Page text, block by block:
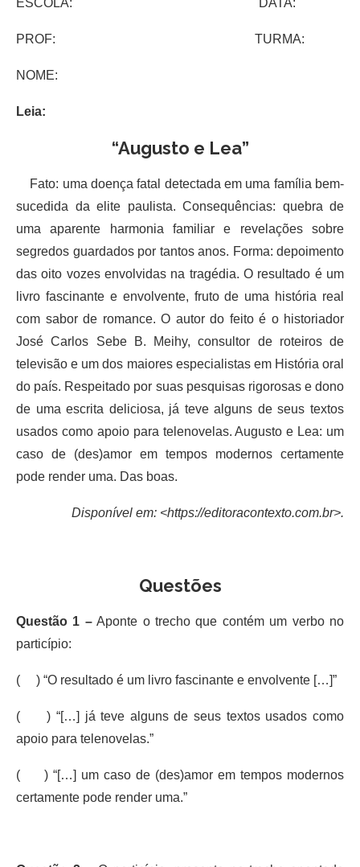
PROF: TURMA:
NOME:
Leia:
“Augusto e Lea”
Fato: uma doença fatal detectada em uma família bem-
sucedida da elite paulista. Consequências: quebra de
uma aparente harmonia familiar e revelações sobre
segredos guardados por tantos anos. Forma: depoimento
das oito vozes envolvidas na tragédia. O resultado é um
livro fascinante e envolvente, fruto de uma história real
com sabor de romance. O autor do feito é o historiador
José Carlos Sebe B. Meihy, consultor de roteiros de
televisão e um dos maiores especialistas em História oral
do país. Respeitado por suas pesquisas rigorosas e dono
de uma escrita deliciosa, já teve alguns de seus textos
usados como apoio para telenovelas. Augusto e Lea: um
caso de (des)amor em tempos modernos certamente
pode render uma. Das boas.
Disponível em: <https://editoracontexto.com.br>.
Questões
Questão 1 –Aponte o trecho que contém um verbo no
particípio:
( ) “O resultado é um livro fascinante e envolvente […]”
( ) “[…] já teve alguns de seus textos usados como
apoio para telenovelas.”
( ) “[…] um caso de (des)amor em tempos modernos
certamente pode render uma.”